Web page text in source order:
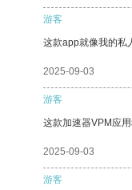
游客
这款app就像我的私
2025-09-03
游客
这款加速器VPM应
2025-09-03
游客